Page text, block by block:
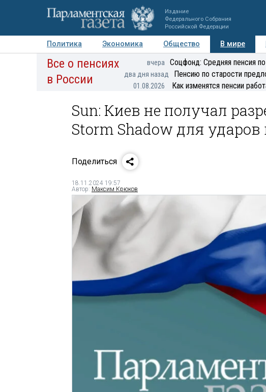
Издание
Федерального Собрания
Российской Федерации
Политика Экономика Общество В мире
Авторы Персоны Мнения Регионы
Все о пенсиях
в России
вчера Соцфонд: Средняя пенсия
два дня назад Пенсию по старости
01.08.2026 Как изменятся пенсии
Sun: Киев не получал
Storm Shadow для ударов
Поделиться
18.11.2024 19:57
Автор: Максим Крюков